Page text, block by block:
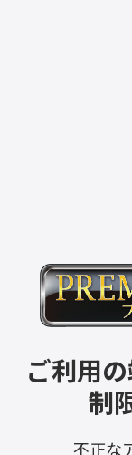
ご利用
制
不正な